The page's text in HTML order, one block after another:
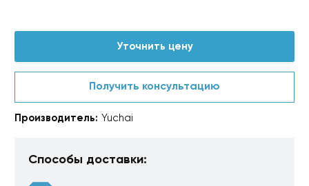
Уточнить цену
Получить консультацию
Производитель: Yuchai
Способы доставки: